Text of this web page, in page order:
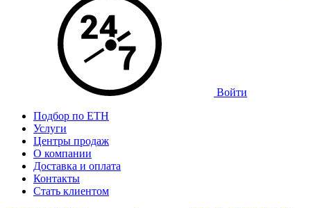
Войти
Подбор по ЕТН
Услуги
Центры продаж
О компании
Доставка и оплата
Контакты
Стать клиентом